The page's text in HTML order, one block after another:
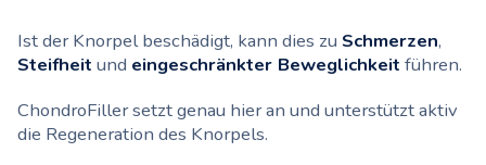
Ist der Knorpel beschädigt, kann dies zu Schmerzen,
Steifheit und eingeschränkter Beweglichkeit führen.
ChondroFiller setzt genau hier an und unterstützt aktiv
die Regeneration des Knorpels.